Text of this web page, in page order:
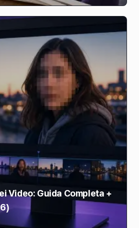
Video: Guida Completa +